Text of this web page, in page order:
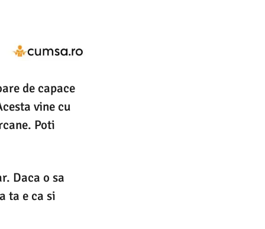
de capace
vine cu
Poti
Daca o sa
ta e ca si